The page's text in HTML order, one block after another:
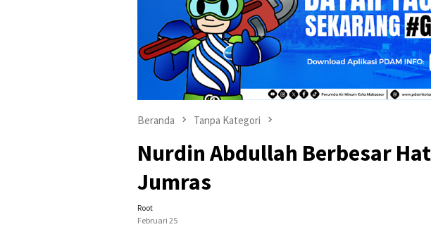
Beranda Tanpa Kategori
Nurdin Abdullah Berbesar
Jumras
Root
Februari 25